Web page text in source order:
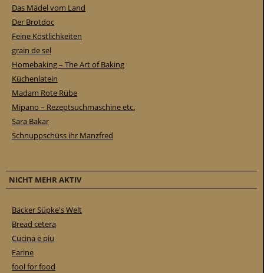
Das Mädel vom Land
Der Brotdoc
Feine Köstlichkeiten
grain de sel
Homebaking – The Art of Baking
Küchenlatein
Madam Rote Rübe
Mipano – Rezeptsuchmaschine etc.
Sara Bakar
Schnuppschüss ihr Manzfred
NICHT MEHR AKTIV
Bäcker Süpke's Welt
Bread cetera
Cucina e piu
Farine
fool for food